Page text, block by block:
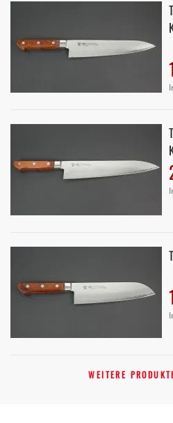
WEITERE